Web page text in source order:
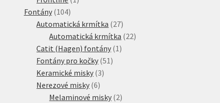
Fontány 104104
produktů
Automatická krmítka 2727
produktů
Automatická krmítka 2222
Catit (Hagen) fontány 1 1
Fontány pro kočky 51 51
Keramické misky 33
Nerezové misky 66
produktů
Melaminové misky 22